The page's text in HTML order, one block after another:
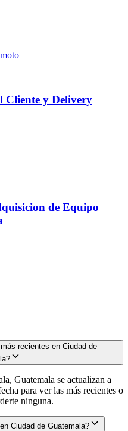
Cliente y Delivery
de Equipo
recientes en Ciudad de
Guatemala se actualizan a
para ver las más recientes o
ninguna.
Ciudad de Guatemala?